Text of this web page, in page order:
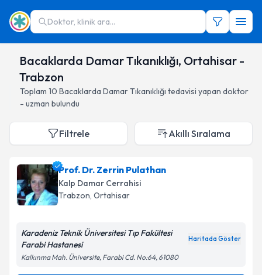
Doktor, klinik ara...
Bacaklarda Damar Tıkanıklığı, Ortahisar -
Trabzon
Toplam 10 Bacaklarda Damar Tıkanıklığı tedavisi yapan doktor
- uzman bulundu
Filtrele Akıllı Sıralama
Prof. Dr. Zerrin Pulathan
Kalp Damar Cerrahisi
Trabzon, Ortahisar
Karadeniz Teknik Üniversitesi Tıp Fakültesi
Farabi Hastanesi
Haritada Göster
Kalkınma Mah. Üniversite, Farabi Cd. No:64, 61080